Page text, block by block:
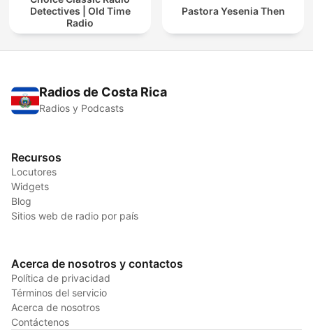
Detectives | Old Time
Radio
Pastora Yesenia Then
Radios de Costa Rica
Radios y Podcasts
Recursos
Locutores
Widgets
Blog
Sitios web de radio por país
Acerca de nosotros y contactos
Política de privacidad
Términos del servicio
Acerca de nosotros
Contáctenos